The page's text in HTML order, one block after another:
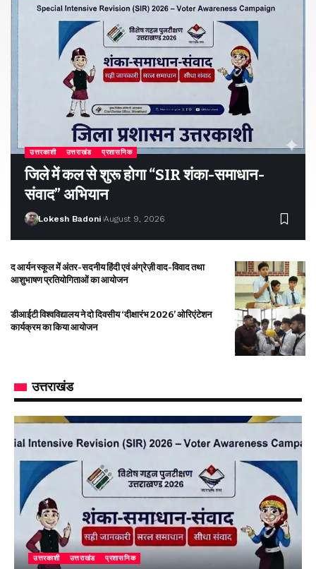
उत्तरकाशी उत्तराखंड प्रशासनिक
जिले में कल से शुरू होगा “SIR शंका-समाधान-
संवाद” अभियान
Lokesh Badoni August 9, 2026
द आर्यन स्कूल में अंतर-सदनीय हिंदी एवं अंग्रेज़ी वाद-विवाद तथा
आशुभाषण प्रतियोगिताओं का आयोजन
डीआईटी विश्वविद्यालय ने दो दिवसीय ‘दीक्षारंभ 2026’ ओरिएंटेशन
कार्यक्रम का किया आयोजन
उत्तराखंड
उत्तरकाशी उत्तराखंड प्रशासनिक